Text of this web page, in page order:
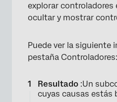
explorar controladores
ocultar y mostrar
Puede ver la siguiente
pestaña Controladores:
Resultado :Un
cuyas causas estás